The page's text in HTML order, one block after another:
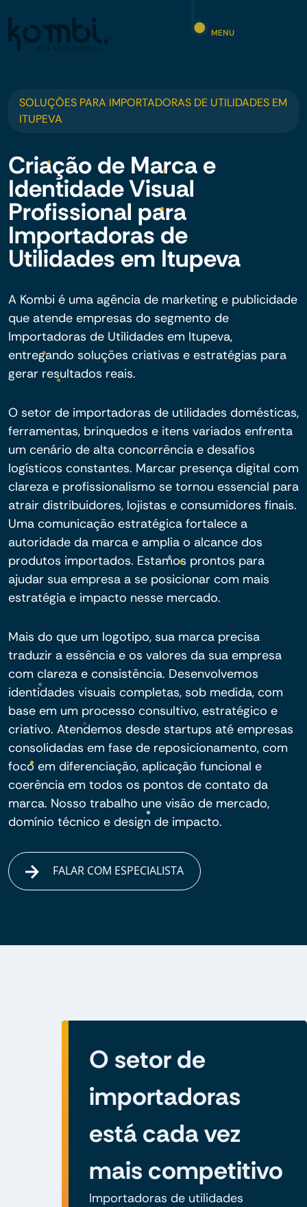
MENU
SOLUÇÕES PARA IMPORTADORAS DE UTILIDADES EM
ITUPEVA
Criação de Marca e
Identidade Visual
Profissional para
Importadoras de
Utilidades em Itupeva
A Kombi é uma agência de marketing e publicidade
que atende empresas do segmento de
Importadoras de Utilidades em Itupeva,
entregando soluções criativas e estratégias para
gerar resultados reais.
O setor de importadoras de utilidades domésticas,
ferramentas, brinquedos e itens variados enfrenta
um cenário de alta concorrência e desafios
logísticos constantes. Marcar presença digital com
clareza e profissionalismo se tornou essencial para
atrair distribuidores, lojistas e consumidores finais.
Uma comunicação estratégica fortalece a
autoridade da marca e amplia o alcance dos
produtos importados. Estamos prontos para
ajudar sua empresa a se posicionar com mais
estratégia e impacto nesse mercado.
Mais do que um logotipo, sua marca precisa
traduzir a essência e os valores da sua empresa
com clareza e consistência. Desenvolvemos
identidades visuais completas, sob medida, com
base em um processo consultivo, estratégico e
criativo. Atendemos desde startups até empresas
consolidadas em fase de reposicionamento, com
foco em diferenciação, aplicação funcional e
coerência em todos os pontos de contato da
marca. Nosso trabalho une visão de mercado,
domínio técnico e design de impacto.
FALAR COM ESPECIALISTA
O setor de
importadoras
está cada vez
mais competitivo
Importadoras de utilidades